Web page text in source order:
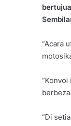
“Acara
berbeza.
“Di